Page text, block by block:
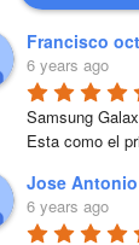
Francisco
6 years ago
Samsung
Esta como el
Jose
6 years ago